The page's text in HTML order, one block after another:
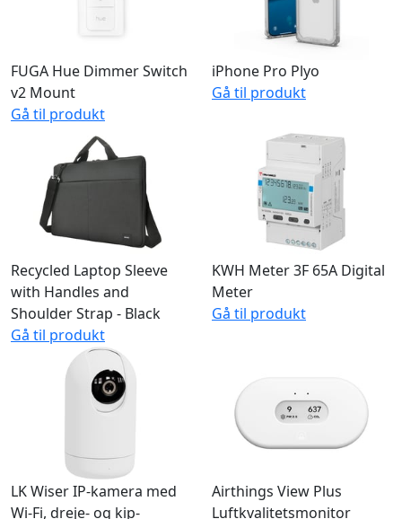
Gå til produkt
Gå til produkt
FUGA Hue Dimmer Switch
v2 Mount
Gå til produkt
iPhone Pro Plyo
Gå til produkt
Recycled Laptop Sleeve
with Handles and
Shoulder Strap - Black
Meter
Gå til produkt